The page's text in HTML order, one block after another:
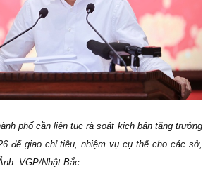
phố cần liên tục rà soát kịch bản tăng trưởng
để giao chỉ tiêu, nhiệm vụ cụ thể cho các sở,
VGP/Nhật Bắc